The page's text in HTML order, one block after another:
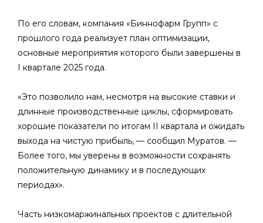
По его словам, компания «Биннофарм Групп» с
прошлого года реализует план оптимизации,
основные мероприятия которого были завершены в
I квартале 2025 года.
«Это позволило нам, несмотря на высокие ставки и
длинные производственные циклы, сформировать
хорошие показатели по итогам II квартала и ожидать
выхода на чистую прибыль, — сообщил Муратов. —
Более того, мы уверены в возможности сохранять
положительную динамику и в последующих
периодах».
Часть низкомаржинальных проектов с длительной